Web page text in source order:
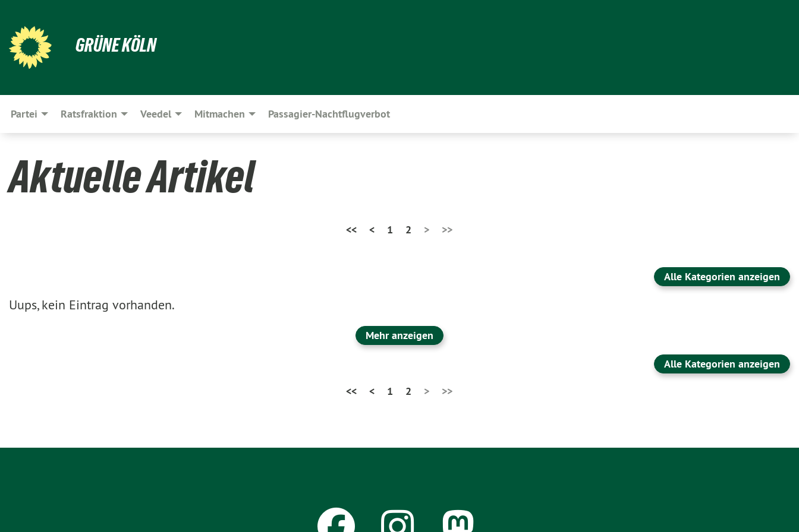
GRÜNE KÖLN
Partei Ratsfraktion Veedel Mitmachen Passagier-Nachtflugverbot
Aktuelle Artikel
<< < 1 2 > >>
Alle Kategorien anzeigen
Uups, kein Eintrag vorhanden.
Mehr anzeigen
Alle Kategorien anzeigen
<<
< 1 2 > >>